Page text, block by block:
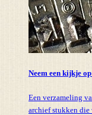
Neem een kijkje
Een verzameling
archief stukken die